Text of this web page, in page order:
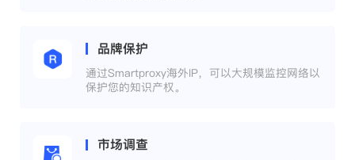
品牌保护
通过Smartproxy海外IP，可以大规模监控网络以
保护您的知识产权。
市场调查